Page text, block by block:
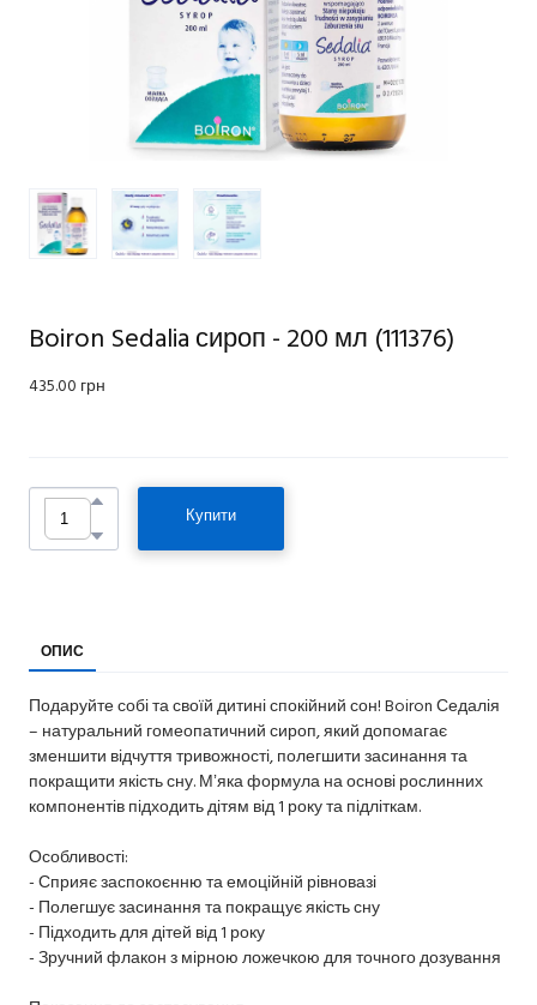
Boiron Sedalia сироп - 200 мл (111376)
435.00 грн
Купити
ОПИС
Подаруйте собі та своїй дитині спокійний сон! Boiron Седалія
– натуральний гомеопатичний сироп, який допомагає
зменшити відчуття тривожності, полегшити засинання та
покращити якість сну. Мʼяка формула на основі рослинних
компонентів підходить дітям від 1 року та підліткам.
Особливості:
- Сприяє заспокоєнню та емоційній рівновазі
- Полегшує засинання та покращує якість сну
- Підходить для дітей від 1 року
- Зручний флакон з мірною ложечкою для точного дозування